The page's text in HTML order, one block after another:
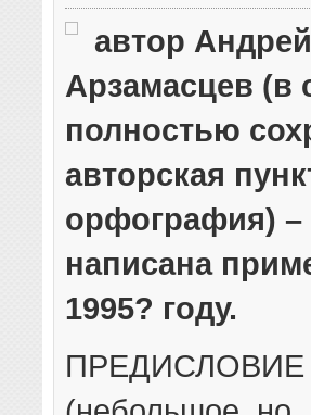
автор Андрей
Арзамасцев (в
полностью
авторская
орфография) –
написана
1995? году.
ПРЕДИСЛОВИЕ